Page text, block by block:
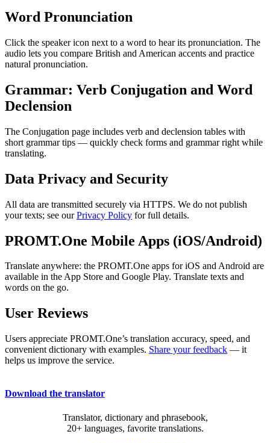
Word Pronunciation
Click the speaker icon next to a word to hear its pronunciation. The
audio lets you compare British and American accents and practice
natural pronunciation.
Grammar: Verb Conjugation and Word
Declension
The Conjugation page includes verb and declension tables with
short grammar tips — quickly check forms and grammar right while
translating.
Data Privacy and Security
All data are transmitted securely via HTTPS. We do not publish
your texts; see ourPrivacy Policy for full details.
PROMT.One Mobile Apps (iOS/Android)
Translate anywhere: the PROMT.One apps for iOS and Android are
available in the App Store and Google Play. Translate texts and
words on the go.
User Reviews
Users appreciate PROMT.One’s translation accuracy, speed, and
convenient dictionary with examples. Share your feedback — it
helps us improve the service.
Download the translator
Translator, dictionary and phrasebook,
20+ languages, favorite translations.